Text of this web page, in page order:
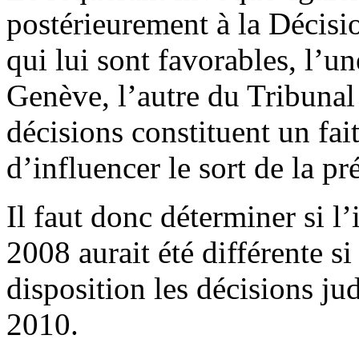
postérieurement à la
qui lui sont favorables,
Genève, l’autre du
décisions constituent un
d’influencer le sort de la
Il faut donc déterminer si
2008 aurait été différente
disposition les décisions
2010.